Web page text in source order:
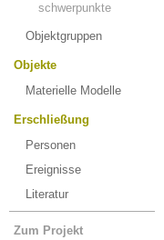
schwerpunkte
Objektgruppen
Objekte
Materielle Modelle
Erschließung
Personen
Ereignisse
Literatur
Zum Projekt